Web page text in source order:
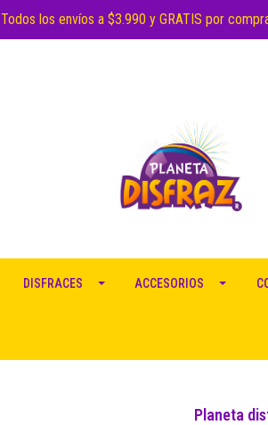
Todos los envíos a $3.990 y GRATIS por
DISFRACES ACCESORIOS
Planeta